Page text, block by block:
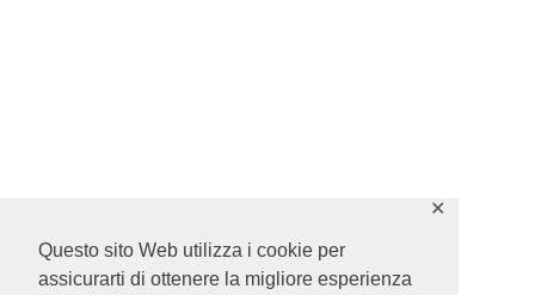
Questo sito Web utilizza i cookie per
assicurarti di ottenere la migliore esperienza
✕